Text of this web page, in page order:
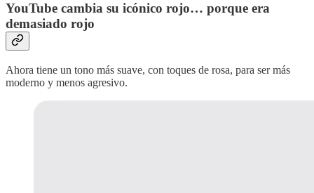
YouTube cambia su icónico rojo… porque era
demasiado rojo
Ahora tiene un tono más suave, con toques de rosa, para ser más
moderno y menos agresivo.